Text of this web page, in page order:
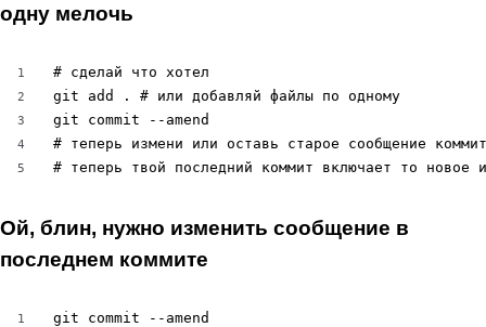
одну мелочь
1
2
3
4
5
# сделай что хотел
git add . # или добавляй файлы по одному
git commit --amend
# теперь измени или оставь старое сообщение
# теперь твой последний коммит включает то новое
Ой, блин, нужно изменить сообщение в
последнем коммите
1
git commit --amend